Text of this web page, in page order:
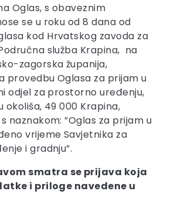
Oglas, s obaveznim
se u roku od 8 dana od
kod Hrvatskog zavoda za
služba Krapina, na
zagorska županija,
provedbu Oglasa za prijam u
odjel za prostorno uređenju,
okoliša, 49 000 Krapina,
naznakom: ”Oglas za prijam u
vrijeme Savjetnika za
i gradnju”.
smatra se prijava koja
i priloge navedene u